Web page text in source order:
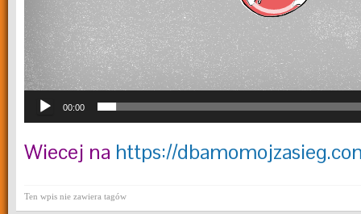
00:00
Wiecej na https://
Ten wpis nie zawiera tagów